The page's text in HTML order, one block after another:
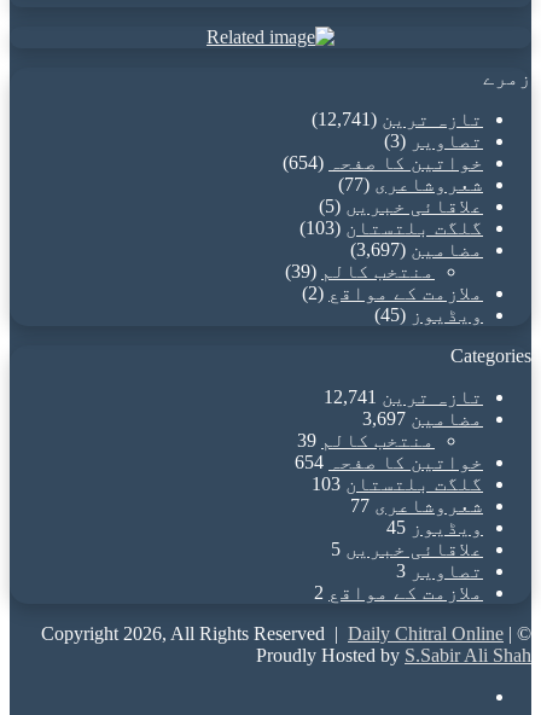
زمرے
تازہ ترین (12,741)
تصاویر (3)
خواتین کا صفحہ
(654)
شعروشاعری (77)
علاقائی خبریں (5)
گلگت بلتستان (103)
مضامین (3,697)
منتخب کالم (39)
ملازمت کے مواقع (2)
ویڈیوز (45)
Categories
تازہ ترین 12,741
مضامین 3,697
منتخب کالم 39
خواتین کا صفحہ
654
گلگت بلتستان 103
شعروشاعری 77
ویڈیوز 45
علاقائی خبریں 5
تصاویر 3
ملازمت کے مواقع 2
© Copyright 2026, All Rights Reserved |
Daily Chitral Online |
Proudly Hosted by S.Sabir Ali Shah